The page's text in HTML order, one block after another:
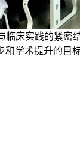
床实践的紧密
学术提升的目标